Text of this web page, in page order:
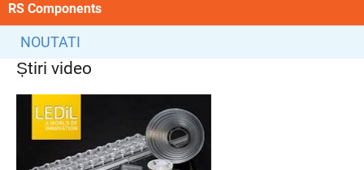
RS Components
NOUTATI
Știri video